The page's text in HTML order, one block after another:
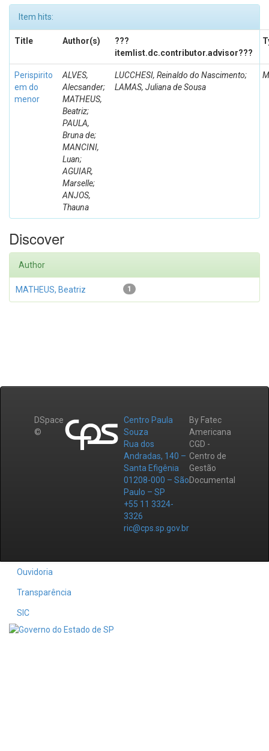
Item hits:
Title Author(s)
???
itemlist.dc.contributor.advisor???
Perispirito
em do
menor
ALVES,
Alecsander;
MATHEUS,
Beatriz;
PAULA,
Bruna de;
MANCINI,
Luan;
AGUIAR,
Marselle;
ANJOS,
Thauna
LUCCHESI, Reinaldo do Nascimento;
LAMAS, Juliana de Sousa
Discover
Author
1
MATHEUS, Beatriz
DSpace
©
Centro Paula
Souza
Rua dos
Andradas, 140 –
Santa Efigênia
01208-000 – São
Paulo – SP
+55 11 3324-
3326
ric@cps.sp.gov.br
By Fatec
Americana
CGD -
Centro de
Gestão
Documental
Ouvidoria
Transparência
SIC